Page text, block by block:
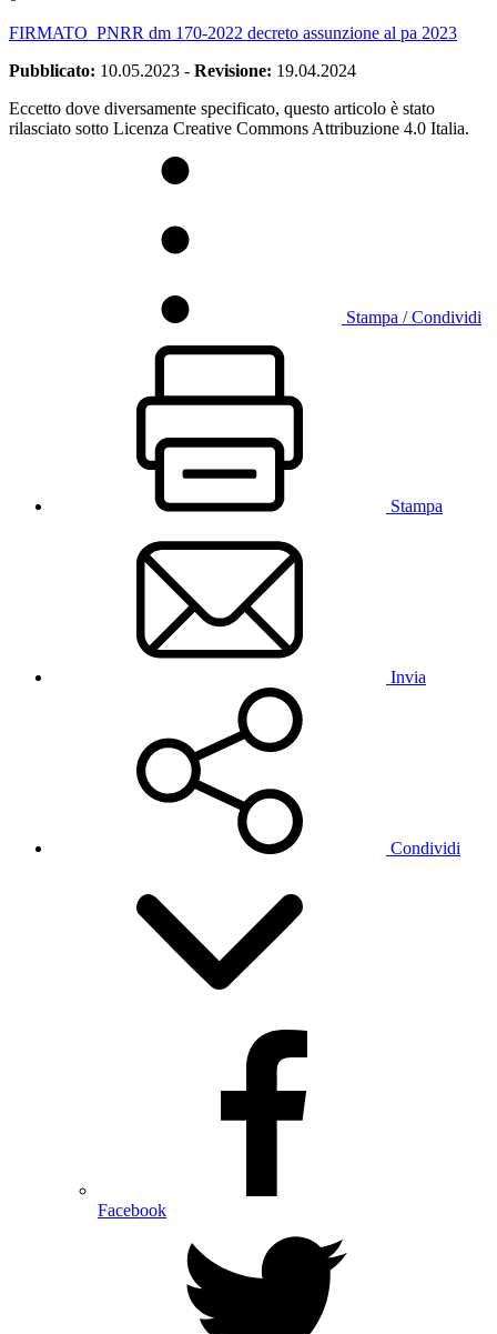
FIRMATO_PNRR dm 170-2022 decreto assunzione al pa 2023
Pubblicato: 10.05.2023 - Revisione: 19.04.2024
Eccetto dove diversamente specificato, questo articolo è stato
rilasciato sotto Licenza Creative Commons Attribuzione 4.0 Italia.
Stampa / Condividi
Stampa
Invia
Condividi
Facebook